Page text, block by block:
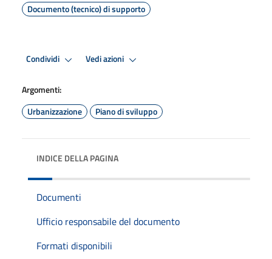
Documento (tecnico) di supporto
Condividi Vedi azioni
Argomenti:
Urbanizzazione
Piano di sviluppo
INDICE DELLA PAGINA
Documenti
Ufficio responsabile del documento
Formati disponibili